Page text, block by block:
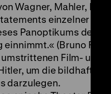
Wagner, Mahler,
einzelner
Panoptikums der
(Bruno
Film- und
um die bildhaften,
darzulegen.